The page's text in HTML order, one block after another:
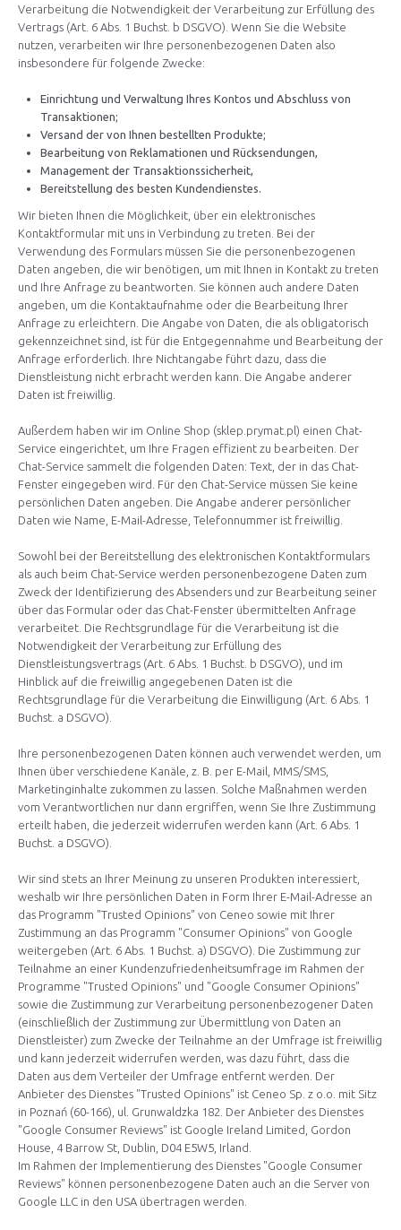
Verarbeitung die Notwendigkeit der Verarbeitung zur Erfüllung des
Vertrags (Art. 6 Abs. 1 Buchst. b DSGVO). Wenn Sie die Website
nutzen, verarbeiten wir Ihre personenbezogenen Daten also
insbesondere für folgende Zwecke:
Einrichtung und Verwaltung Ihres Kontos und Abschluss von
Transaktionen;
Versand der von Ihnen bestellten Produkte;
Bearbeitung von Reklamationen und Rücksendungen,
Management der Transaktionssicherheit,
Bereitstellung des besten Kundendienstes.
Wir bieten Ihnen die Möglichkeit, über ein elektronisches
Kontaktformular mit uns in Verbindung zu treten. Bei der
Verwendung des Formulars müssen Sie die personenbezogenen
Daten angeben, die wir benötigen, um mit Ihnen in Kontakt zu treten
und Ihre Anfrage zu beantworten. Sie können auch andere Daten
angeben, um die Kontaktaufnahme oder die Bearbeitung Ihrer
Anfrage zu erleichtern. Die Angabe von Daten, die als obligatorisch
gekennzeichnet sind, ist für die Entgegennahme und Bearbeitung der
Anfrage erforderlich. Ihre Nichtangabe führt dazu, dass die
Dienstleistung nicht erbracht werden kann. Die Angabe anderer
Daten ist freiwillig.
Außerdem haben wir im Online Shop (sklep.prymat.pl) einen Chat-
Service eingerichtet, um Ihre Fragen effizient zu bearbeiten. Der
Chat-Service sammelt die folgenden Daten: Text, der in das Chat-
Fenster eingegeben wird. Für den Chat-Service müssen Sie keine
persönlichen Daten angeben. Die Angabe anderer persönlicher
Daten wie Name, E-Mail-Adresse, Telefonnummer ist freiwillig.
Sowohl bei der Bereitstellung des elektronischen Kontaktformulars
als auch beim Chat-Service werden personenbezogene Daten zum
Zweck der Identifizierung des Absenders und zur Bearbeitung seiner
über das Formular oder das Chat-Fenster übermittelten Anfrage
verarbeitet. Die Rechtsgrundlage für die Verarbeitung ist die
Notwendigkeit der Verarbeitung zur Erfüllung des
Dienstleistungsvertrags (Art. 6 Abs. 1 Buchst. b DSGVO), und im
Hinblick auf die freiwillig angegebenen Daten ist die
Rechtsgrundlage für die Verarbeitung die Einwilligung (Art. 6 Abs. 1
Buchst. a DSGVO).
Ihre personenbezogenen Daten können auch verwendet werden, um
Ihnen über verschiedene Kanäle, z. B. per E-Mail, MMS/SMS,
Marketinginhalte zukommen zu lassen. Solche Maßnahmen werden
vom Verantwortlichen nur dann ergriffen, wenn Sie Ihre Zustimmung
erteilt haben, die jederzeit widerrufen werden kann (Art. 6 Abs. 1
Buchst. a DSGVO).
Wir sind stets an Ihrer Meinung zu unseren Produkten interessiert,
weshalb wir Ihre persönlichen Daten in Form Ihrer E-Mail-Adresse an
das Programm "Trusted Opinions" von Ceneo sowie mit Ihrer
Zustimmung an das Programm "Consumer Opinions" von Google
weitergeben (Art. 6 Abs. 1 Buchst. a) DSGVO). Die Zustimmung zur
Teilnahme an einer Kundenzufriedenheitsumfrage im Rahmen der
Programme "Trusted Opinions" und "Google Consumer Opinions"
sowie die Zustimmung zur Verarbeitung personenbezogener Daten
(einschließlich der Zustimmung zur Übermittlung von Daten an
Dienstleister) zum Zwecke der Teilnahme an der Umfrage ist freiwillig
und kann jederzeit widerrufen werden, was dazu führt, dass die
Daten aus dem Verteiler der Umfrage entfernt werden. Der
Anbieter des Dienstes "Trusted Opinions" ist Ceneo Sp. z o.o. mit Sitz
in Poznań (60-166), ul. Grunwaldzka 182. Der Anbieter des Dienstes
"Google Consumer Reviews" ist Google Ireland Limited, Gordon
House, 4 Barrow St, Dublin, D04 E5W5, Irland.
Im Rahmen der Implementierung des Dienstes "Google Consumer
Reviews" können personenbezogene Daten auch an die Server von
Google LLC in den USA übertragen werden.